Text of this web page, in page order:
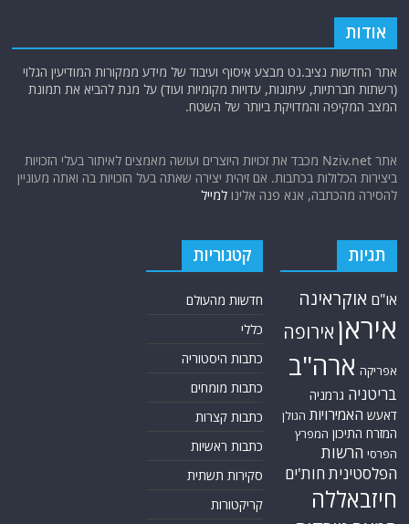
אודות
אתר החדשות נציב.נט מבצע איסוף ועיבוד של מידע ממקורות המודיעין הגלוי
(רשתות חברתיות, עיתונות, עדויות מקומיות ועוד) על מנת להביא את תמונת
המצב המקיפה והמדויקת ביותר של השטח.
אתר Nziv.net מכבד את זכויות היוצרים ועושה מאמצים לאיתור בעלי הזכויות
ביצירות הכלולות בכתבות. אם זיהית יצירה שאתה בעל הזכויות בה ואתה מעוניין
להסירה מהכתבה, אנא פנה אלינולמייל
תגיות
או"ם אוקראינה
איראן אירופה
אפריקה ארה"ב
בריטניה גרמניה
דאעש האמירויות הגולן
המזרח התיכון המפרץ
הפרסי הרשות
הפלסטיניתחות'ים
חיזבאללה
קטגוריות
חדשות מהעולם
כללי
כתבות היסטוריה
כתבות מומחים
כתבות קצרות
כתבות ראשיות
סקירות תשתית
קריקטורות